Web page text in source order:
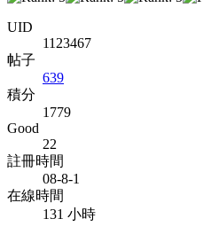
UID
1123467
帖子
639
積分
1779
Good
22
註冊時間
08-8-1
在線時間
131 小時